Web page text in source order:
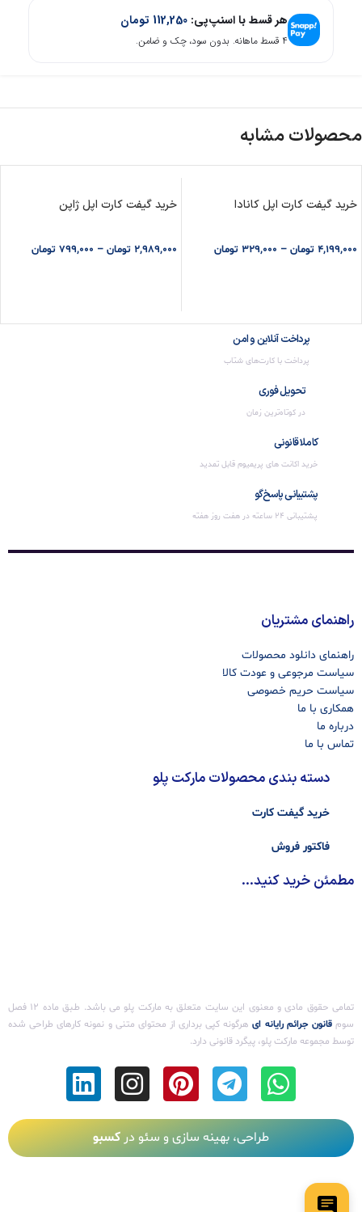
هر قسط با اسنپ‌پی: 112,250 تومان
۴ قسط ماهانه. بدون سود، چک و ضامن.
محصولات مشابه
خرید گیفت کارت اپل کانادا
4,199,000 تومان –
329,000 تومان
خرید گیفت کارت اپل ژاپن
2,989,000 تومان –
799,000 تومان
پرداخت آنلاین و امن
پرداخت با کارت‌های شتاب
تحویل فوری
در کوتاه‌ترین زمان
کاملا قانونی
خرید اکانت های پریمیوم قابل تمدید
پشتیبانی پاسخ‌گو
پشتیبانی 24 ساعته در هفت روز هفته
راهنمای مشتریان
راهنمای دانلود محصولات
سیاست مرجوعی و عودت کالا
سیاست حریم خصوصی
همکاری با ما
درباره ما
تماس با ما
دسته بندی محصولات مارکت پلو
خرید گیفت کارت
فاکتور فروش
مطمئن خرید کنید...
تمامی حقوق مادی و معنوی این سایت متعلق به مارکت پلو می باشد. طـبق ماده ۱۲ فصل
سوم ‌قانون جرائم رایانه ایهرگونه کپی برداری از محتوای متنی و نمونه کارهای طراحی شده
توسط مجموعه مارکت پلو، پیگرد قانونی دارد.
طراحی، بهینه سازی و سئو در کسبو